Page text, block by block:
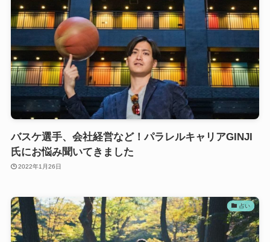
バスケ選手、会社経営など！パラレルキャリアGINJI
氏にお悩み聞いてきました
2022年1月26日
占い